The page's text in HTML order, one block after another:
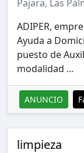
Pajara, Las
ADIPER,
Ayuda a
puesto de
modalidad ...
ANUNCIO
limpieza